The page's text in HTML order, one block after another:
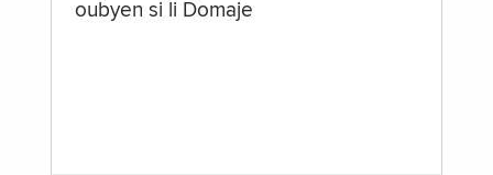
oubyen si li Domaje